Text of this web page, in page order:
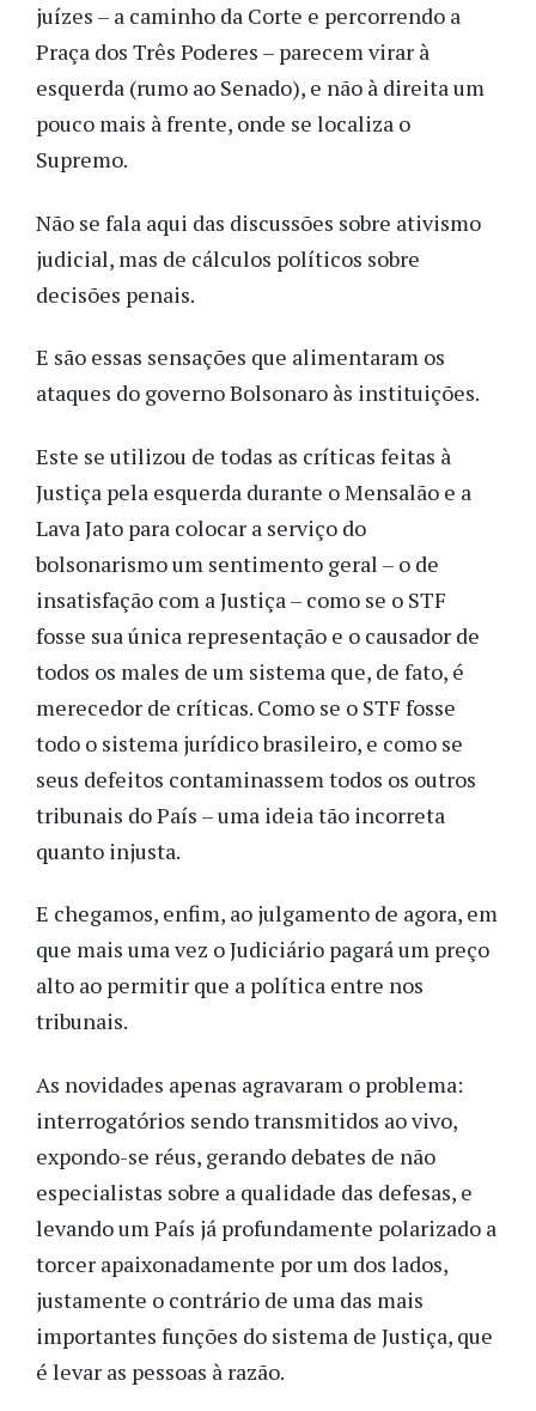
juízes – a caminho da Corte e percorrendo a
Praça dos Três Poderes – parecem virar à
esquerda (rumo ao Senado), e não à direita um
pouco mais à frente, onde se localiza o
Supremo.
Não se fala aqui das discussões sobre ativismo
judicial, mas de cálculos políticos sobre
decisões penais.
E são essas sensações que alimentaram os
ataques do governo Bolsonaro às instituições.
Este se utilizou de todas as críticas feitas à
Justiça pela esquerda durante o Mensalão e a
Lava Jato para colocar a serviço do
bolsonarismo um sentimento geral – o de
insatisfação com a Justiça – como se o STF
fosse sua única representação e o causador de
todos os males de um sistema que, de fato, é
merecedor de críticas. Como se o STF fosse
todo o sistema jurídico brasileiro, e como se
seus defeitos contaminassem todos os outros
tribunais do País – uma ideia tão incorreta
quanto injusta.
E chegamos, enfim, ao julgamento de agora, em
que mais uma vez o Judiciário pagará um preço
alto ao permitir que a política entre nos
tribunais.
As novidades apenas agravaram o problema:
interrogatórios sendo transmitidos ao vivo,
expondo-se réus, gerando debates de não
especialistas sobre a qualidade das defesas, e
levando um País já profundamente polarizado a
torcer apaixonadamente por um dos lados,
justamente o contrário de uma das mais
importantes funções do sistema de Justiça, que
é levar as pessoas à razão.